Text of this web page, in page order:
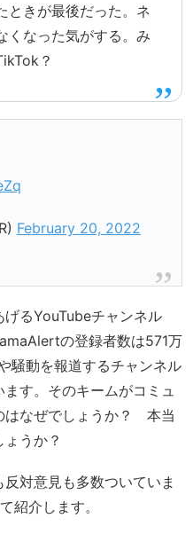
ときが最後だった。ネ
くなった気がする。み
？
February 20, 2022
るYouTubeチャンネル
の登録者数は571万
騒動を報道するチャンネル
す。そのキームがコミュ
はなぜでしょうか？ 本当
うか？
対意見も多数ついていま
紹介します。